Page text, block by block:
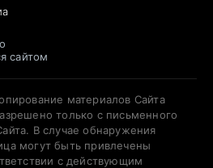
сайтом
материалов Сайта
только с письменного
В случае обнаружения
могут быть привлечены
с действующим